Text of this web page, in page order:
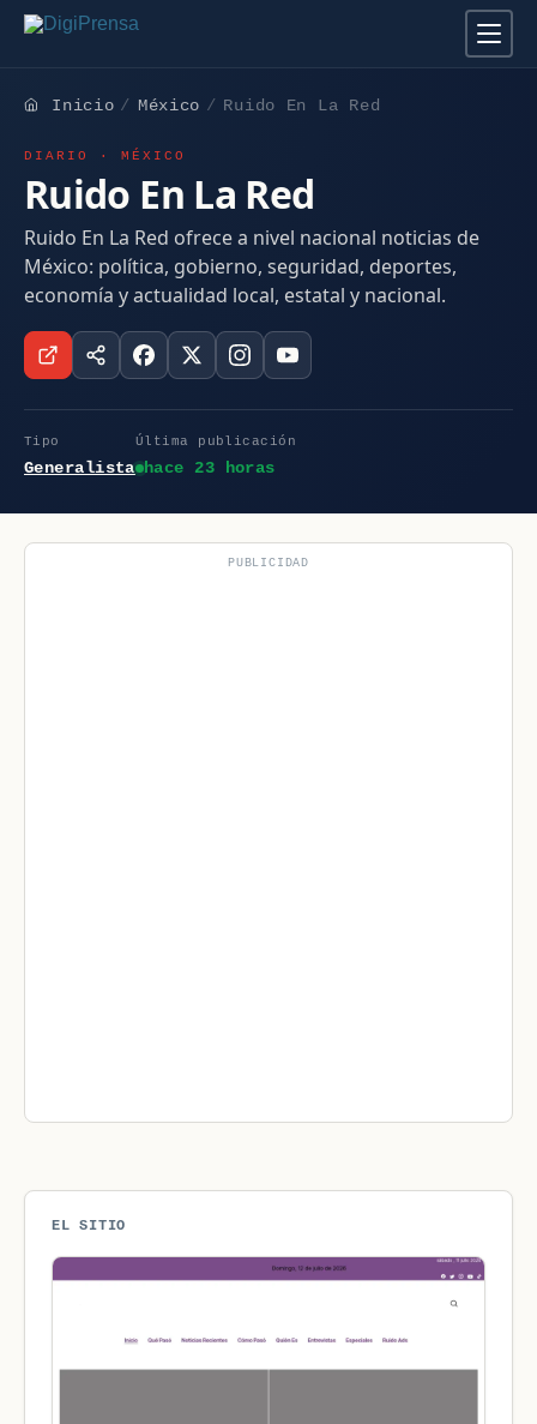
Inicio México Ruido En La Red
DIARIO · MÉXICO
Ruido En La Red
Ruido En La Red ofrece a nivel nacional noticias de
México: política, gobierno, seguridad, deportes,
economía y actualidad local, estatal y nacional.
Tipo
Generalista
Última publicación
hace 23 horas
PUBLICIDAD
EL SITIO